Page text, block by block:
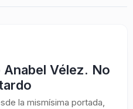
Anabel Vélez. No
la mismísima portada,